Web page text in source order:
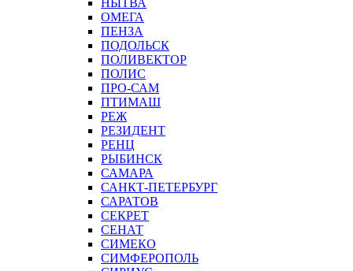
ОМЕГА
ПЕНЗА
ПОДОЛЬСК
ПОЛИВЕКТОР
ПОЛИС
ПРО-САМ
ПТИМАШ
РЕЖ
РЕЗИДЕНТ
РЕНЦ
РЫБИНСК
САМАРА
САНКТ-ПЕТЕРБУРГ
САРАТОВ
СЕКРЕТ
СЕНАТ
СИМЕКО
СИМФЕРОПОЛЬ